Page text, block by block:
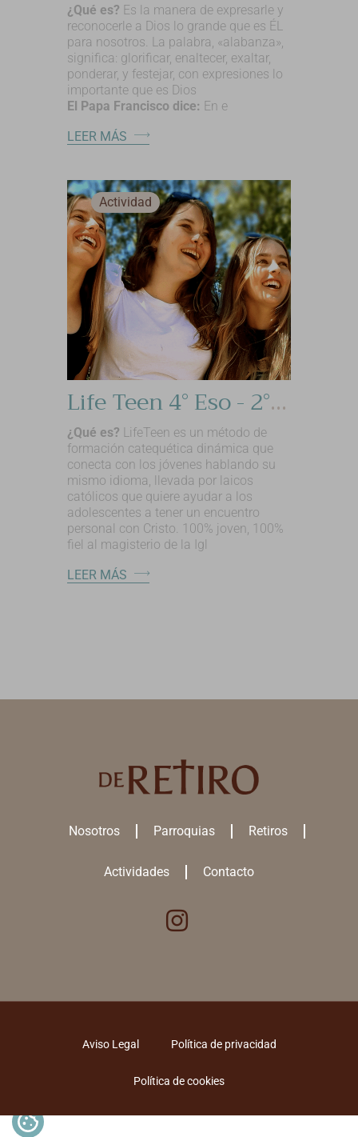
¿Qué es? Es la manera de expresarle y
reconocerle a Dios lo grande que es ÉL
para nosotros. La palabra, «alabanza»,
significa: glorificar, enaltecer, exaltar,
ponderar, y festejar, con expresiones lo
importante que es Dios
El Papa Francisco dice: En e
LEER MÁS
Actividad
Life Teen 4° Eso - 2° Bachillerato
¿Qué es? LifeTeen es un método de
formación catequética dinámica que
conecta con los jóvenes hablando su
mismo idioma, llevada por laicos
católicos que quiere ayudar a los
adolescentes a tener un encuentro
personal con Cristo. 100% joven, 100%
fiel al magisterio de la Igl
LEER MÁS
Nosotros Parroquias Retiros
Actividades Contacto
Aviso Legal Política de privacidad
Política de cookies